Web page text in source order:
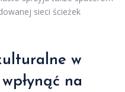
sieci ścieżek
w
na